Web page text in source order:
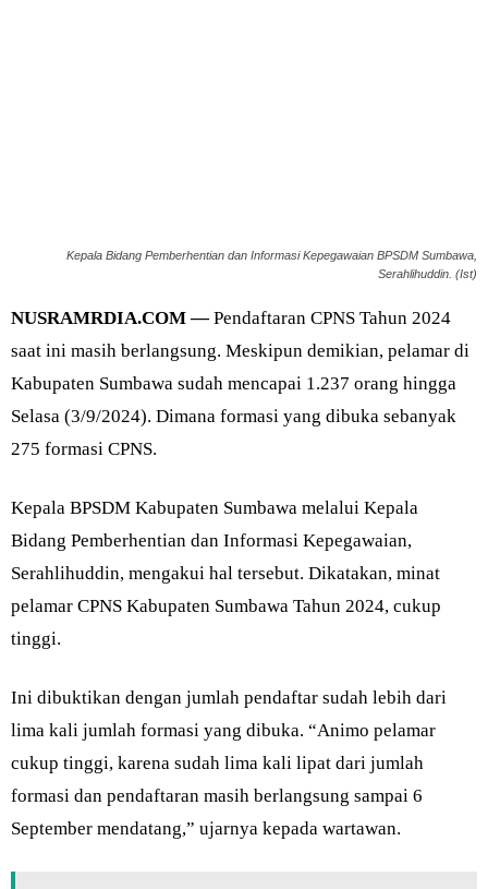
Kepala Bidang Pemberhentian dan Informasi Kepegawaian BPSDM Sumbawa,
Serahlihuddin. (Ist)
NUSRAMRDIA.COM —Pendaftaran CPNS Tahun 2024
saat ini masih berlangsung. Meskipun demikian, pelamar di
Kabupaten Sumbawa sudah mencapai 1.237 orang hingga
Selasa (3/9/2024). Dimana formasi yang dibuka sebanyak
275 formasi CPNS.
Kepala BPSDM Kabupaten Sumbawa melalui Kepala
Bidang Pemberhentian dan Informasi Kepegawaian,
Serahlihuddin, mengakui hal tersebut. Dikatakan, minat
pelamar CPNS Kabupaten Sumbawa Tahun 2024, cukup
tinggi.
Ini dibuktikan dengan jumlah pendaftar sudah lebih dari
lima kali jumlah formasi yang dibuka. “Animo pelamar
cukup tinggi, karena sudah lima kali lipat dari jumlah
formasi dan pendaftaran masih berlangsung sampai 6
September mendatang,” ujarnya kepada wartawan.